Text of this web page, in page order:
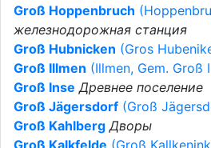
Groß Hoppenbruch
железнодорожная станция
Groß Hubnicken (Gros
Groß Illmen (Illmen, Gem. Groß
Groß Inse Древнее поселение
Groß Jägersdorf (Groß
Groß Kahlberg Дворы
Groß Kalkfelde (Groß